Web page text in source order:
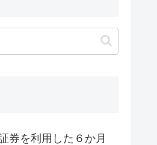
券を利用した６か月